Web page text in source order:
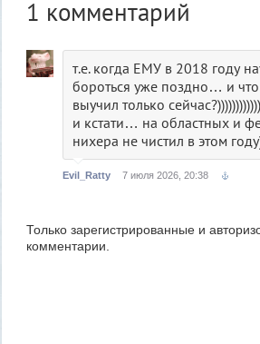
1 комментарий
т.е. когда ЕМУ в 2018 году
бороться уже поздно… и
выучил только сейчас?))))))))))))
и кстати… на областных и
нихера не чистил в этом
Evil_Ratty 7 июля 2026, 20:38
Только зарегистрированные и
комментарии.